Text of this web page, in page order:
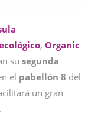
, Organic
su segunda
el pabellón 8 del
un gran